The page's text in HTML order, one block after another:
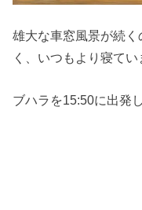
雄大な車窓風景が続
く、いつもより寝てい
ブハラを15:50に出発